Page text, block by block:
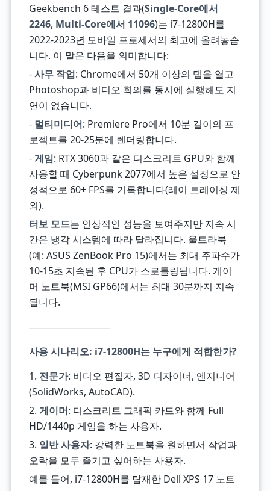
Geekbench 6 테스트 결과(Single-Core에서
2246, Multi-Core에서 11096)는 i7-12800H를
2022-2023년 모바일 프로세서의 최고에 올려놓습
니다. 이 말은 다음을 의미합니다:
-사무 작업: Chrome에서 50개 이상의 탭을 열고
Photoshop과 비디오 회의를 동시에 실행해도 지
연이 없습니다.
- 멀티미디어: Premiere Pro에서 10분 길이의 프
로젝트를 20-25분에 렌더링합니다.
-게임: RTX 3060과 같은 디스크리트 GPU와 함께
사용할 때 Cyberpunk 2077에서 높은 설정으로 안
정적으로 60+ FPS를 기록합니다(레이 트레이싱 제
외).
터보 모드는 인상적인 성능을 보여주지만 지속 시
간은 냉각 시스템에 따라 달라집니다. 울트라북
(예: ASUS ZenBook Pro 15)에서는 최대 주파수가
10-15초 지속된 후 CPU가 스로틀링됩니다. 게이
머 노트북(MSI GP66)에서는 최대 30분까지 지속
됩니다.
사용 시나리오: i7-12800H는 누구에게 적합한가?
1. 전문가: 비디오 편집자, 3D 디자이너, 엔지니어
(SolidWorks, AutoCAD).
2. 게이머: 디스크리트 그래픽 카드와 함께 Full
HD/1440p 게임을 하는 사용자.
3. 일반 사용자: 강력한 노트북을 원하면서 작업과
오락을 모두 즐기고 싶어하는 사용자.
예를 들어, i7-12800H를 탑재한 Dell XPS 17 노트